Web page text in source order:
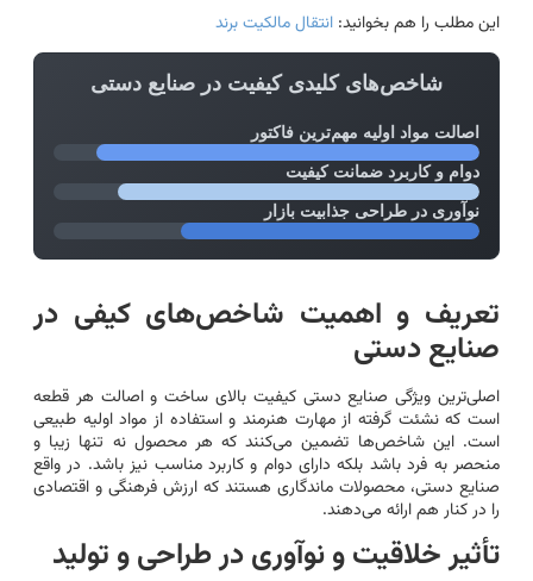
این مطلب را هم بخوانید: انتقال مالکیت برند
شاخص‌های کلیدی کیفیت در صنایع دستی
اصالت مواد اولیه مهم‌ترین فاکتور
دوام و کاربرد ضمانت کیفیت
نوآوری در طراحی جذابیت بازار
تعریف و اهمیت شاخص‌های کیفی در
صنایع دستی
اصلی‌ترین ویژگی صنایع دستی کیفیت بالای ساخت و اصالت هر قطعه
است که نشئت گرفته از مهارت هنرمند و استفاده از مواد اولیه طبیعی
است. این شاخص‌ها تضمین می‌کنند که هر محصول نه تنها زیبا و
منحصر به فرد باشد بلکه دارای دوام و کاربرد مناسب نیز باشد. در واقع
صنایع دستی، محصولات ماندگاری هستند که ارزش فرهنگی و اقتصادی
را در کنار هم ارائه می‌دهند.
تأثیر خلاقیت و نوآوری در طراحی و تولید